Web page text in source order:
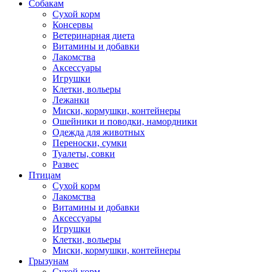
Собакам
Сухой корм
Консервы
Ветеринарная диета
Витамины и добавки
Лакомства
Аксессуары
Игрушки
Клетки, вольеры
Лежанки
Миски, кормушки, контейнеры
Ошейники и поводки, намордники
Одежда для животных
Переноски, сумки
Туалеты, совки
Развес
Птицам
Сухой корм
Лакомства
Витамины и добавки
Аксессуары
Игрушки
Клетки, вольеры
Миски, кормушки, контейнеры
Грызунам